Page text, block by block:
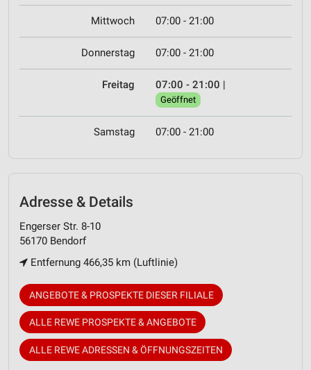
Mittwoch 07:00 - 21:00
Donnerstag 07:00 - 21:00
Freitag 07:00 - 21:00 |
Geöffnet
Samstag 07:00 - 21:00
Adresse & Details
Engerser Str. 8-10
56170 Bendorf
Entfernung 466,35 km (Luftlinie)
ANGEBOTE & PROSPEKTE DIESER FILIALE
ALLE REWE PROSPEKTE & ANGEBOTE
ALLE REWE ADRESSEN & ÖFFNUNGSZEITEN